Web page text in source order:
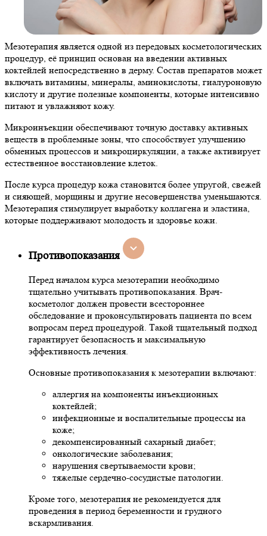
Мезотерапия является одной из передовых косметологических
процедур, её принцип основан на введении активных
коктейлей непосредственно в дерму. Состав препаратов может
включать витамины, минералы, аминокислоты, гиалуроновую
кислоту и другие полезные компоненты, которые интенсивно
питают и увлажняют кожу.
Микроинъекции обеспечивают точную доставку активных
веществ в проблемные зоны, что способствует улучшению
обменных процессов и микроциркуляции, а также активирует
естественное восстановление клеток.
После курса процедур кожа становится более упругой, свежей
и сияющей, морщины и другие несовершенства уменьшаются.
Мезотерапия стимулирует выработку коллагена и эластина,
которые поддерживают молодость и здоровье кожи.
Противопоказания
Перед началом курса мезотерапии необходимо
тщательно учитывать противопоказания. Врач-
косметолог должен провести всестороннее
обследование и проконсультировать пациента по всем
вопросам перед процедурой. Такой тщательный подход
гарантирует безопасность и максимальную
эффективность лечения.
Основные противопоказания к мезотерапии включают:
аллергия на компоненты инъекционных
коктейлей;
инфекционные и воспалительные процессы на
коже;
декомпенсированный сахарный диабет;
онкологические заболевания;
нарушения свертываемости крови;
тяжелые сердечно-сосудистые патологии.
Кроме того, мезотерапия не рекомендуется для
проведения в период беременности и грудного
вскармливания.